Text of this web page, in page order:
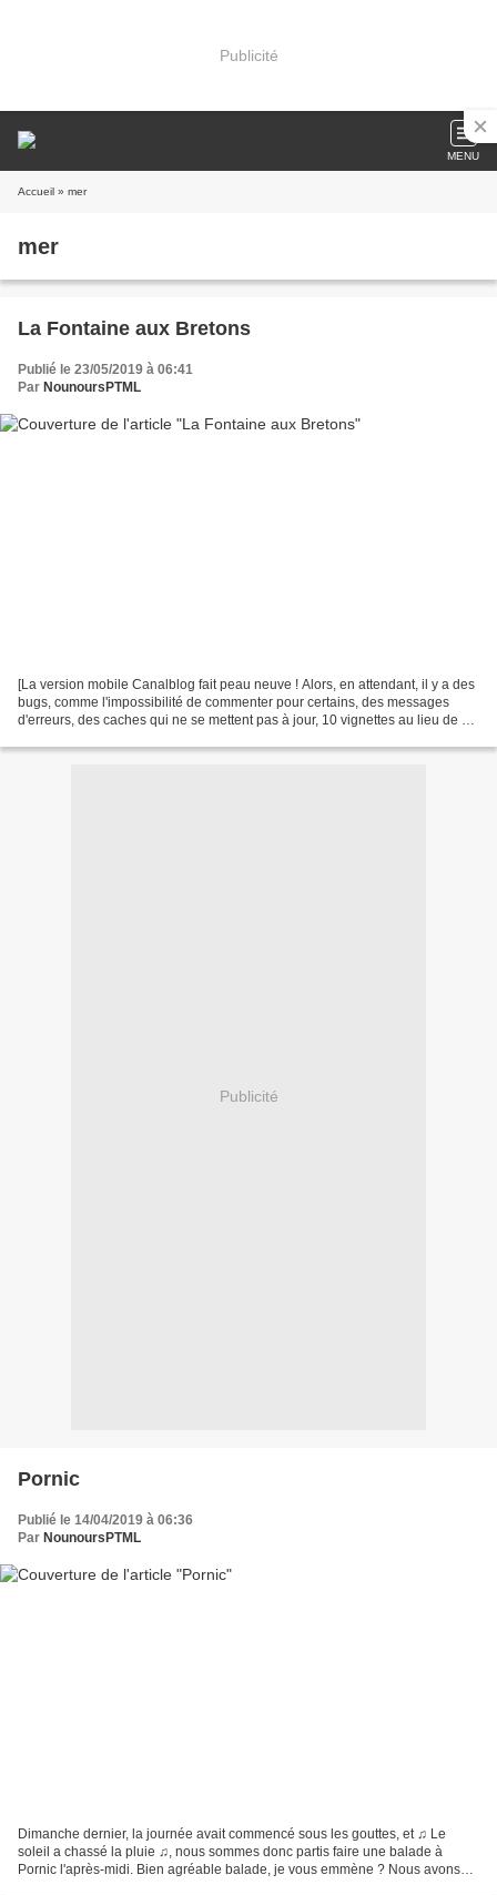
Publicité
MENU
Accueil » mer
mer
La Fontaine aux Bretons
Publié le 23/05/2019 à 06:41
Par NounoursPTML
[La version mobile Canalblog fait peau neuve ! Alors, en attendant, il y a des
bugs, comme l'impossibilité de commenter pour certains, des messages
d'erreurs, des caches qui ne se mettent pas à jour, 10 vignettes au lieu de 3
Publicité
Pornic
Publié le 14/04/2019 à 06:36
Par NounoursPTML
Dimanche dernier, la journée avait commencé sous les gouttes, et ♫ Le
soleil a chassé la pluie ♫, nous sommes donc partis faire une balade à
Pornic l'après-midi. Bien agréable balade, je vous emmène ? Nous avons